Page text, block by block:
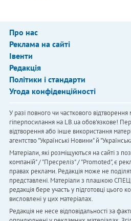
Про нас
Реклама на сайті
Івенти
Редакція
Політики і стандарти
Угода конфіденційності
У разі повного чи часткового відтворення
гіперпосилання на LB.ua обов'язкове!
відтворення або інше використання
агентство "Українськi Новини" й
Матеріали, які розміщуються на сайті з
компаній" / "Пресреліз" / "Promoted", є
правах реклами. Редакція може не
представлені. Матеріали з плашкою
редакція бере участь у підготовці цього
висловлені у цих матеріалах.
Редакція не несе відповідальності за